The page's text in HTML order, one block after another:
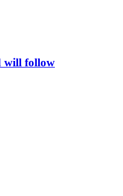
will follow